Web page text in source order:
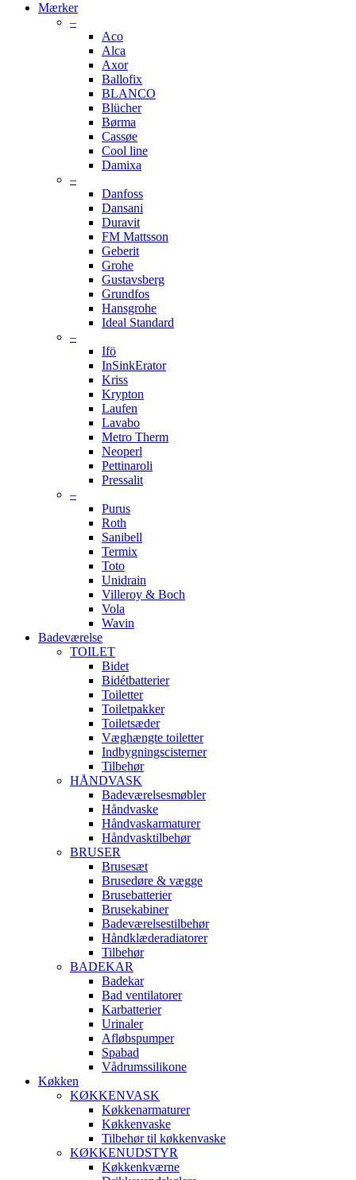
Mærker
–
Aco
Alca
Axor
Ballofix
BLANCO
Blücher
Børma
Cassøe
Cool line
Damixa
–
Danfoss
Dansani
Duravit
FM Mattsson
Geberit
Grohe
Gustavsberg
Grundfos
Hansgrohe
Ideal Standard
–
Ifö
InSinkErator
Kriss
Krypton
Laufen
Lavabo
Metro Therm
Neoperl
Pettinaroli
Pressalit
–
Purus
Roth
Sanibell
Termix
Toto
Unidrain
Villeroy & Boch
Vola
Wavin
Badeværelse
TOILET
Bidet
Bidétbatterier
Toiletter
Toiletpakker
Toiletsæder
Væghængte toiletter
Indbygningscisterner
Tilbehør
HÅNDVASK
Badeværelsesmøbler
Håndvaske
Håndvaskarmaturer
Håndvasktilbehør
BRUSER
Brusesæt
Brusedøre & vægge
Brusebatterier
Brusekabiner
Badeværelsestilbehør
Håndklæderadiatorer
Tilbehør
BADEKAR
Badekar
Bad ventilatorer
Karbatterier
Urinaler
Afløbspumper
Spabad
Vådrumssilikone
Køkken
KØKKENVASK
Køkkenarmaturer
Køkkenvaske
Tilbehør til køkkenvaske
KØKKENUDSTYR
Køkkenkværne